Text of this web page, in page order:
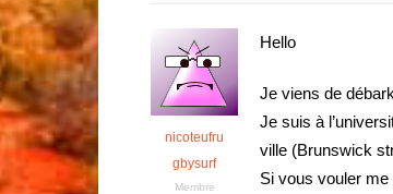
nicoteufru
gbysurf
Membre
Hello
Je viens de
Je suis à
ville (Brunswick
Si vous vouler me